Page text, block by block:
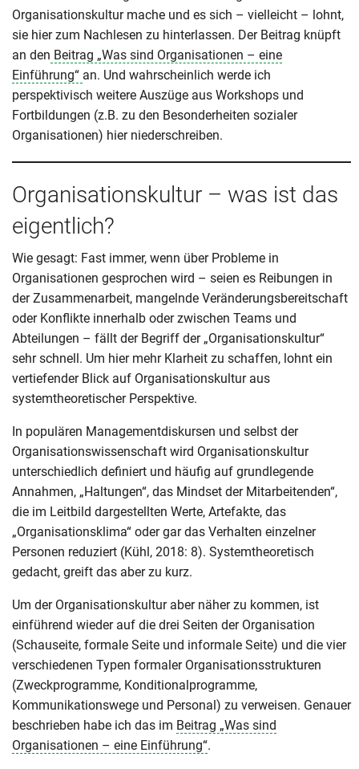
Organisationskultur mache und es sich – vielleicht – lohnt,
sie hier zum Nachlesen zu hinterlassen. Der Beitrag knüpft
an den Beitrag „Was sind Organisationen – eine
Einführung“ an. Und wahrscheinlich werde ich
perspektivisch weitere Auszüge aus Workshops und
Fortbildungen (z.B. zu den Besonderheiten sozialer
Organisationen) hier niederschreiben.
Organisationskultur – was ist das
eigentlich?
Wie gesagt: Fast immer, wenn über Probleme in
Organisationen gesprochen wird – seien es Reibungen in
der Zusammenarbeit, mangelnde Veränderungsbereitschaft
oder Konflikte innerhalb oder zwischen Teams und
Abteilungen – fällt der Begriff der „Organisationskultur“
sehr schnell. Um hier mehr Klarheit zu schaffen, lohnt ein
vertiefender Blick auf Organisationskultur aus
systemtheoretischer Perspektive.
In populären Managementdiskursen und selbst der
Organisationswissenschaft wird Organisationskultur
unterschiedlich definiert und häufig auf grundlegende
Annahmen, „Haltungen“, das Mindset der Mitarbeitenden“,
die im Leitbild dargestellten Werte, Artefakte, das
„Organisationsklima“ oder gar das Verhalten einzelner
Personen reduziert (Kühl, 2018: 8). Systemtheoretisch
gedacht, greift das aber zu kurz.
Um der Organisationskultur aber näher zu kommen, ist
einführend wieder auf die drei Seiten der Organisation
(Schauseite, formale Seite und informale Seite) und die vier
verschiedenen Typen formaler Organisationsstrukturen
(Zweckprogramme, Konditionalprogramme,
Kommunikationswege und Personal) zu verweisen. Genauer
beschrieben habe ich das im Beitrag „Was sind
Organisationen – eine Einführung“.